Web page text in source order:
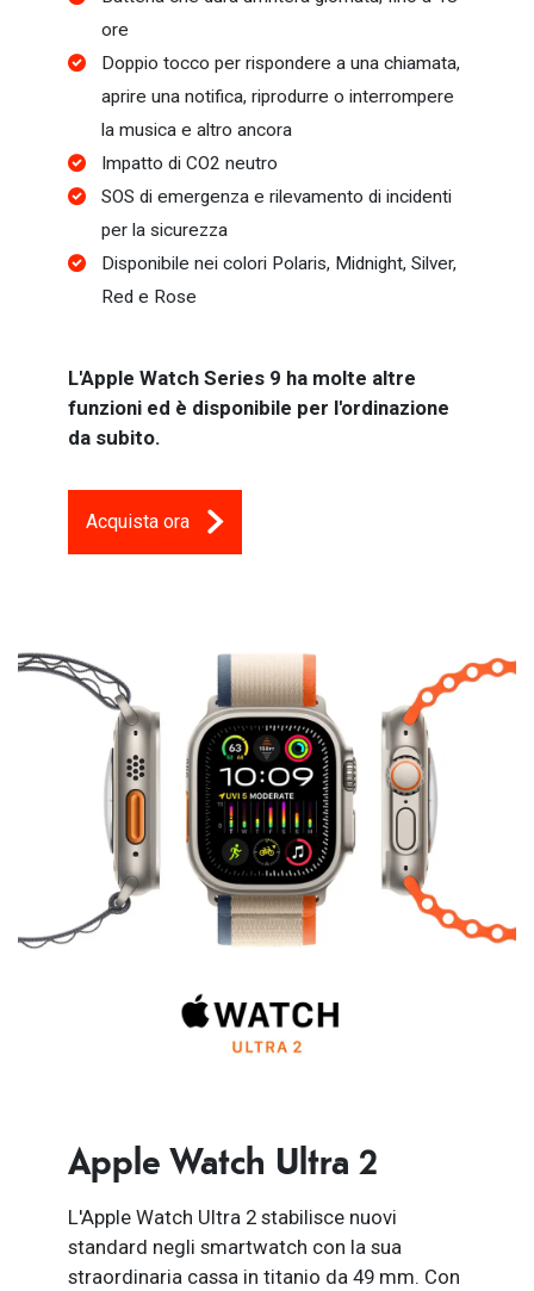
ore
Doppio tocco per rispondere a una chiamata,
aprire una notifica, riprodurre o interrompere
la musica e altro ancora
Impatto di CO2 neutro
SOS di emergenza e rilevamento di incidenti
per la sicurezza
Disponibile nei colori Polaris, Midnight, Silver,
Red e Rose
L'Apple Watch Series 9 ha molte altre
funzioni ed è disponibile per l'ordinazione
da subito.
Acquista ora
Apple Watch Ultra 2
L'Apple Watch Ultra 2 stabilisce nuovi
standard negli smartwatch con la sua
straordinaria cassa in titanio da 49 mm. Con